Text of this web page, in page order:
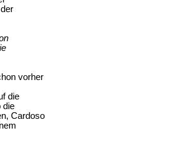
vorher
die
die
Cardoso